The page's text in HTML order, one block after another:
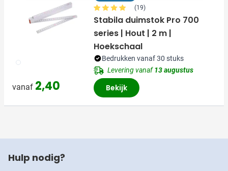
002
vanaf 2,40
(19)
Stabila duimstok Pro 700
series | Hout | 2 m |
Hoekschaal
Bedrukken vanaf 30 stuks
Levering vanaf13 augustus
Bekijk
Hulp nodig?